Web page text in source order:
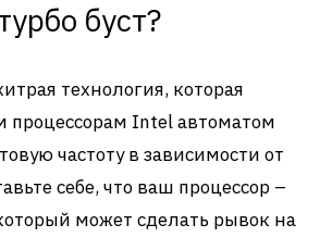
буст?
технология, которая
процессорам Intel автоматом
частоту в зависимости от
себе, что ваш процессор –
может сделать рывок на